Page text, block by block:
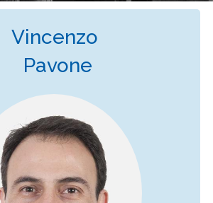
Vincenzo
Pavone